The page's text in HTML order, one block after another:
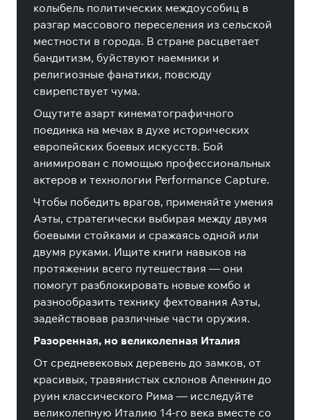
колыбель политических междоусобиц в
разгар массового переселения из сельской
местности в города. В стране расцветает
бандитизм, буйствуют наемники и
религиозные фанатики, повсюду
свирепствует чума.
Ощутите азарт кинематографичного
поединка на мечах в духе исторических
европейских боевых искусств. Бой
анимирован с помощью профессиональных
актеров и технологии Performance Capture.
Чтобы победить врагов, применяйте умения
Аэты, стратегически выбирая между двумя
боевыми стойками и сражаясь одной или
двумя руками. Ищите книги навыков на
протяжении всего путешествия — они
помогут разблокировать новые комбо и
разнообразить технику фехтования Аэты,
задействовав различные части оружия.
Разоренная, но великолепная Италия
От средневековых деревень до замков, от
красивых, травянистых склонов Апеннин до
руин классического Рима — исследуйте
великолепную Италию 14-го века вместе со